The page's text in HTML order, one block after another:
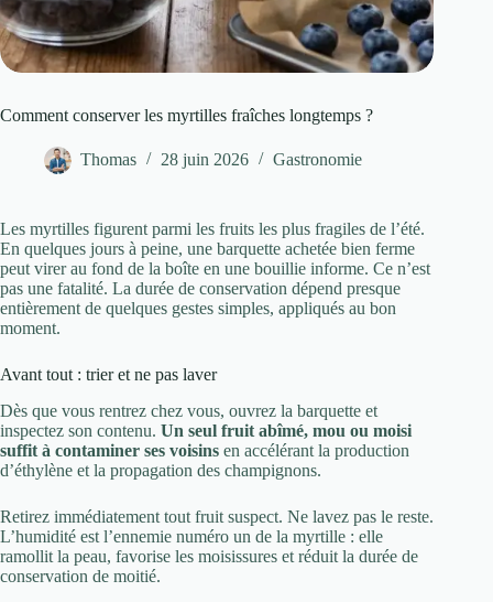
Comment conserver les myrtilles fraîches longtemps ?
Thomas 28 juin 2026 Gastronomie
Les myrtilles figurent parmi les fruits les plus fragiles de l’été.
En quelques jours à peine, une barquette achetée bien ferme
peut virer au fond de la boîte en une bouillie informe. Ce n’est
pas une fatalité. La durée de conservation dépend presque
entièrement de quelques gestes simples, appliqués au bon
moment.
Avant tout : trier et ne pas laver
Dès que vous rentrez chez vous, ouvrez la barquette et
inspectez son contenu. Un seul fruit abîmé, mou ou moisi
suffit à contaminer ses voisins en accélérant la production
d’éthylène et la propagation des champignons.
Retirez immédiatement tout fruit suspect. Ne lavez pas le reste.
L’humidité est l’ennemie numéro un de la myrtille : elle
ramollit la peau, favorise les moisissures et réduit la durée de
conservation de moitié.